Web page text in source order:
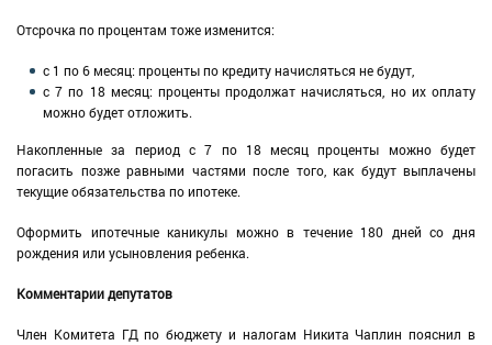
Отсрочка по процентам тоже изменится:
с 1 по 6 месяц: проценты по кредиту начисляться не будут,
с 7 по 18 месяц: проценты продолжат начисляться, но их оплату
можно будет отложить.
Накопленные за период с 7 по 18 месяц проценты можно будет
погасить позже равными частями после того, как будут выплачены
текущие обязательства по ипотеке.
Оформить ипотечные каникулы можно в течение 180 дней со дня
рождения или усыновления ребенка.
Комментарии депутатов
Член Комитета ГД по бюджету и налогам Никита Чаплин пояснил в